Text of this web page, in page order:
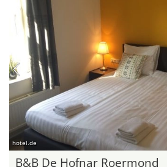
hotel.de
B&B De Hofnar Roermond